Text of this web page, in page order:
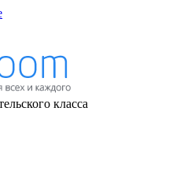
класса